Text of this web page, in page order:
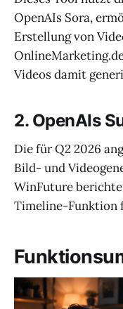
OpenAIs Sora,
Erstellung von
Videos damit
2. OpenAIs
Die für Q2 2026
Bild- und
WinFuture
Timeline-Funktion